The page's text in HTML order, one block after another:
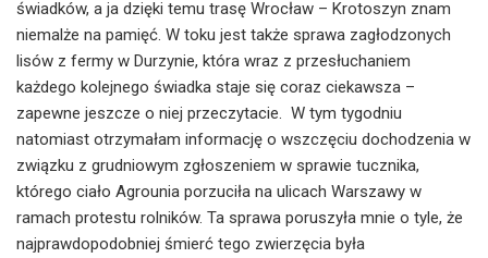
świadków, a ja dzięki temu trasę Wrocław – Krotoszyn znam
niemalże na pamięć. W toku jest także sprawa zagłodzonych
lisów z fermy w Durzynie, która wraz z przesłuchaniem
każdego kolejnego świadka staje się coraz ciekawsza –
zapewne jeszcze o niej przeczytacie. W tym tygodniu
natomiast otrzymałam informację o wszczęciu dochodzenia w
związku z grudniowym zgłoszeniem w sprawie tucznika,
którego ciało Agrounia porzuciła na ulicach Warszawy w
ramach protestu rolników. Ta sprawa poruszyła mnie o tyle, że
najprawdopodobniej śmierć tego zwierzęcia była